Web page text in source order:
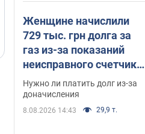
Женщине начислили
729 тыс. грн долга за
газ из-за показаний
неисправного счетчика:
судья вынес
неожиданное решение
Нужно ли платить долг из-за
доначисления
8.08.2026 14:43 29,9 т.